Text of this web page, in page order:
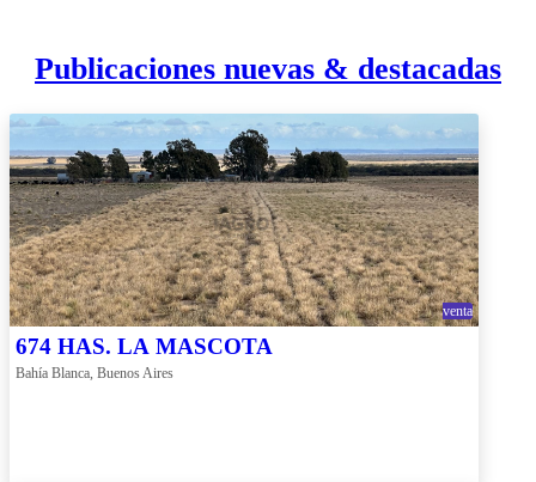
Publicaciones nuevas & destacadas
venta
674 HAS. LA MASCOTA
Bahía Blanca, Buenos Aires